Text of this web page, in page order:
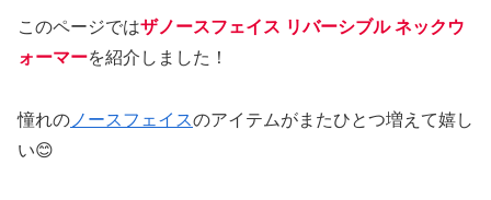
このページではザノースフェイス リバーシブル ネックウ
ォーマーを紹介しました！
憧れの ノースフェイスのアイテムがまたひとつ増えて嬉し
い😊